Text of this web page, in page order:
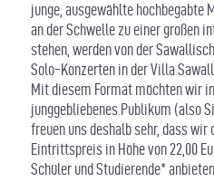
junge, ausgewählte hochbegabte
an der Schwelle zu einer großen
stehen, werden von der
Solo-Konzerten in der Villa
Mit diesem Format möchten wir
junggebliebenes Publikum (also
freuen uns deshalb sehr, dass wir
Eintrittspreis in Höhe von 22,00
Schüler und Studierende*